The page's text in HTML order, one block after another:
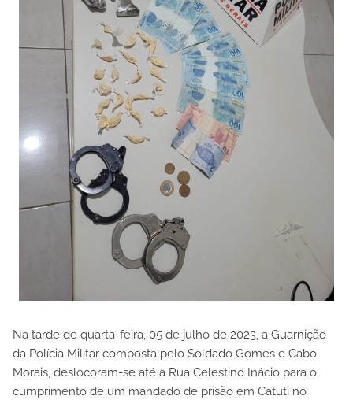
Na tarde de quarta-feira, 05 de julho de 2023, a Guarnição
da Polícia Militar composta pelo Soldado Gomes e Cabo
Morais, deslocoram-se até a Rua Celestino Inácio para o
cumprimento de um mandado de prisão em Catuti no